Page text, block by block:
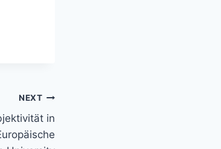
NEXT
in